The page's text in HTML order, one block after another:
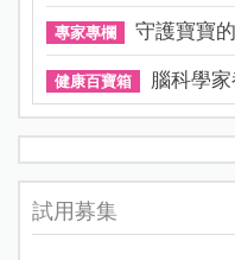
專家專欄 守護寶寶
健康百寶箱 腦科學
試用募集